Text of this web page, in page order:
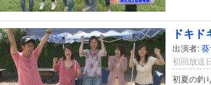
ドキ
出演者:
初回放送
初夏の釣